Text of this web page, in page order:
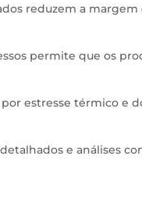
reduzem a
permite que os
estresse térmico e
e análises